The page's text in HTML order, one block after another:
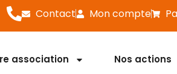
Contact Mon compte
association Nos actions